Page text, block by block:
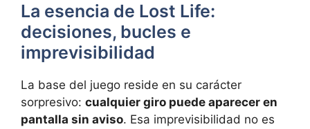
La esencia de Lost Life:
decisiones, bucles e
imprevisibilidad
La base del juego reside en su carácter
sorpresivo: cualquier giro puede aparecer en
pantalla sin aviso. Esa imprevisibilidad no es